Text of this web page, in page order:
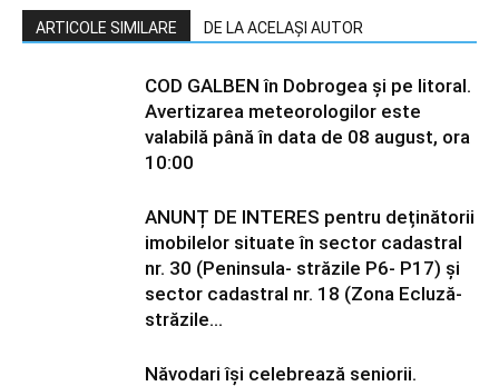
ARTICOLE SIMILARE DE LA ACELAȘI AUTOR
COD GALBEN în Dobrogea și pe litoral.
Avertizarea meteorologilor este
valabilă până în data de 08 august, ora
10:00
ANUNȚ DE INTERES pentru deținătorii
imobilelor situate în sector cadastral
nr. 30 (Peninsula- străzile P6- P17) și
sector cadastral nr. 18 (Zona Ecluză-
străzile...
Năvodari își celebrează seniorii.